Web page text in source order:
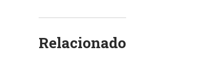
Twitter
en
una
WhatsApp
en
una
LinkedIn
en
una
Relacionado